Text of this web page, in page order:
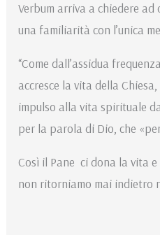
Verbum arriva a chiedere ad
una familiarità con l’unica
“Come dall’assidua
accresce la vita della
impulso alla vita spirituale
per la parola di Dio, che
Così il Pane ci dona la vita
non ritorniamo mai indietro